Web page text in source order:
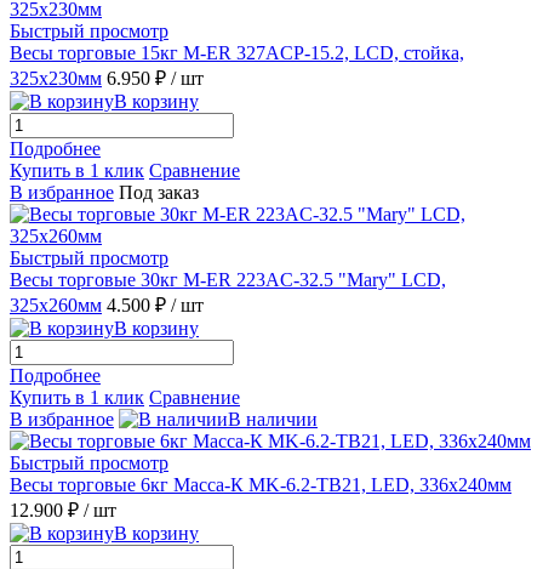
Быстрый просмотр
Весы торговые 15кг M-ER 327ACP-15.2, LCD, стойка,
325х230мм 6.950 ₽ / шт
В корзину
Подробнее
Купить в 1 клик Сравнение
В избранное Под заказ
Быстрый просмотр
Весы торговые 30кг M-ER 223AC-32.5 "Mary" LCD,
325х260мм 4.500 ₽ / шт
В корзину
Подробнее
Купить в 1 клик Сравнение
В избранное
В наличии
Быстрый просмотр
Весы торговые 6кг Масса-К MK-6.2-TB21, LED, 336х240мм
12.900 ₽ / шт
В корзину